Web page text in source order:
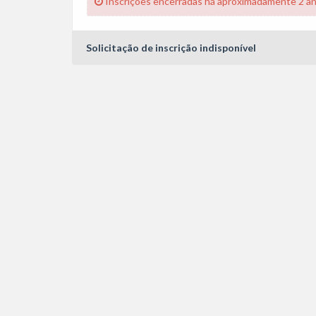
Solicitação de inscrição indisponível